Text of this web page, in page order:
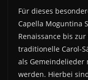
Für dieses
Capella Moguntina
Renaissance bis
traditionelle Carol-
als Gemeindelieder
werden. Hierbei